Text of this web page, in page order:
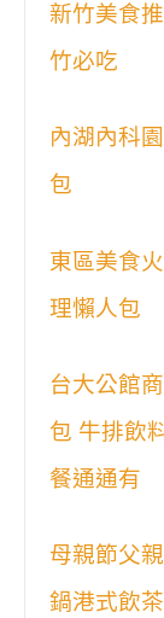
新竹美食
竹必吃
內湖內科
包
東區美食
理懶人包
台大公館
包 牛排飲
餐通通有
母親節父
鍋港式飲